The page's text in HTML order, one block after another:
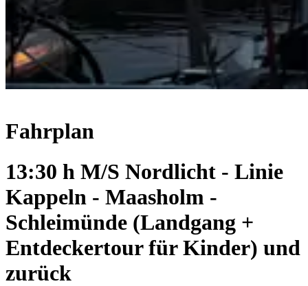
Fahrplan
13:30 h M/S Nordlicht - Linie
Kappeln - Maasholm -
Schleimünde (Landgang +
Entdeckertour für Kinder) und
zurück